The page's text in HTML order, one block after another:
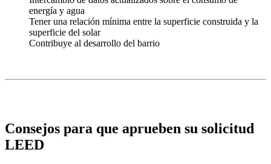
energía y agua
Tener una relación mínima entre la superficie construida y la
superficie del solar
Contribuye al desarrollo del barrio
Consejos para que aprueben su solicitud
LEED